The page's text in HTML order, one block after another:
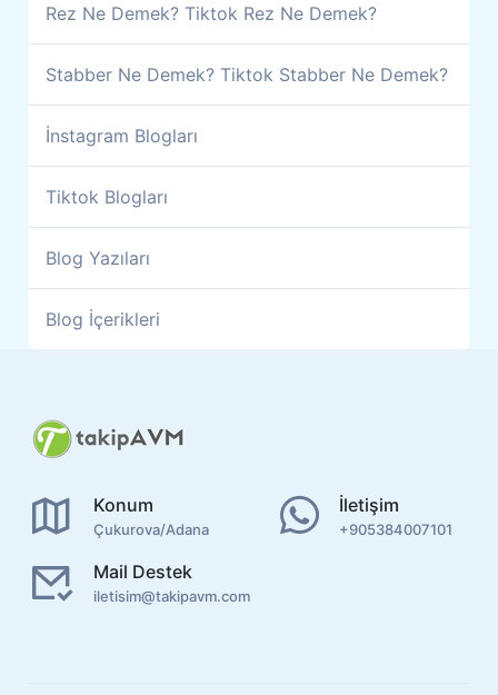
Rez Ne Demek? Tiktok Rez Ne Demek?
Stabber Ne Demek? Tiktok Stabber Ne Demek?
İnstagram Blogları
Tiktok Blogları
Blog Yazıları
Blog İçerikleri
Konum
Çukurova/Adana
İletişim
+905384007101
Mail Destek
iletisim@takipavm.com